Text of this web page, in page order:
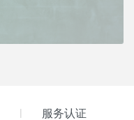
| 服务认证